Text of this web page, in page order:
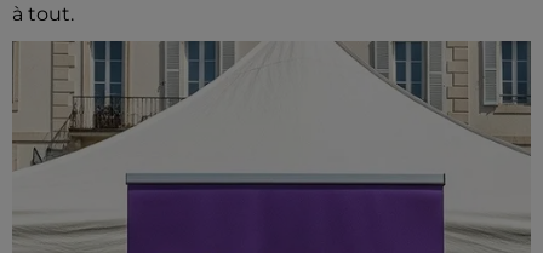
à tout.